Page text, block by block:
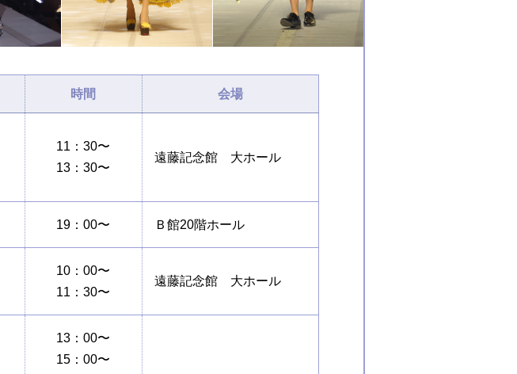
時間 会場
11：30〜
13：30〜
遠藤記念館 大ホール
19：00〜 Ｂ館20階ホール
10：00〜
11：30〜
遠藤記念館 大ホール
13：00〜
15：00〜